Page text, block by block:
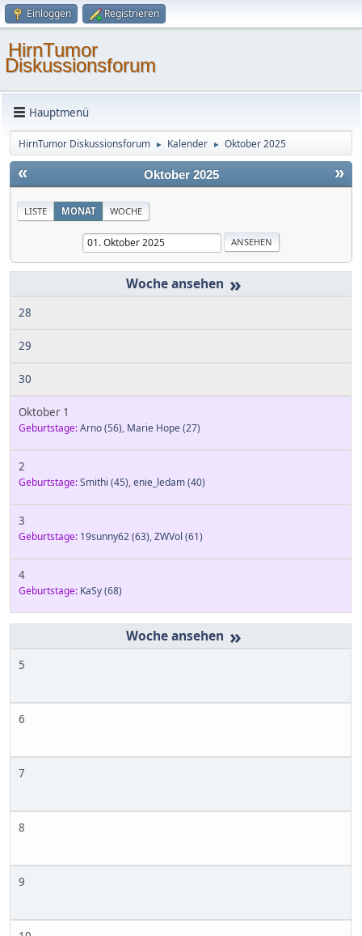
Einloggen Registrieren
HirnTumor
Diskussionsforum
Hauptmenü
HirnTumor Diskussionsforum ► Kalender ► Oktober 2025
« »
Oktober 2025
LISTE MONAT WOCHE
»
28
29
30
Oktober 1
Geburtstage:Arno(56), Marie Hope(27)
2
Geburtstage:Smithi (45),enie_ledam(40)
3
Geburtstage: 19sunny62(63),ZWVol (61)
4
Geburtstage: KaSy(68)
»
5
6
7
8
9